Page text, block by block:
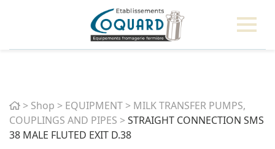
Home
> Shop > EQUIPMENT > MILK TRANSFER PUMPS,
COUPLINGS AND PIPES >STRAIGHT CONNECTION SMS
38 MALE FLUTED EXIT D.38